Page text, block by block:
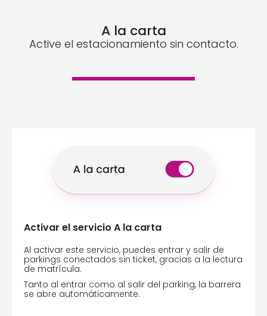
A la carta
Active el estacionamiento sin contacto.
Activar el servicio A la carta
Al activar este servicio, puedes entrar y salir de
parkings conectados sin ticket, gracias a la lectura
de matrícula.
Tanto al entrar como al salir del parking, la barrera
se abre automáticamente.